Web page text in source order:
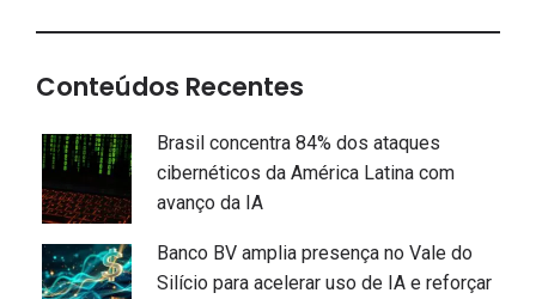
Conteúdos Recentes
Brasil concentra 84% dos ataques
cibernéticos da América Latina com
avanço da IA
Banco BV amplia presença no Vale do
Silício para acelerar uso de IA e reforçar